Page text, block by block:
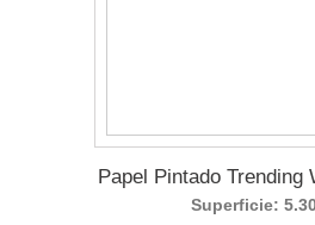
Papel Pintado Trending
Superficie: